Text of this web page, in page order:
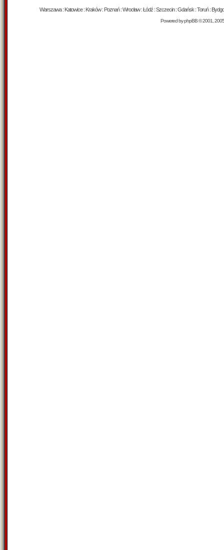
Warszawa : Katowice : Kraków : Poznań : Wrocław : Łódź : Szczecin : Gdańsk : Toruń :
Powered byphpBB© 2001,